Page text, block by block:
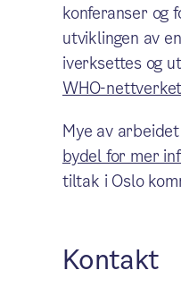
konferanser og
utviklingen av
iverksettes og
WHO-nettverket
Mye av
bydel for mer
tiltak i Oslo
Kontakt